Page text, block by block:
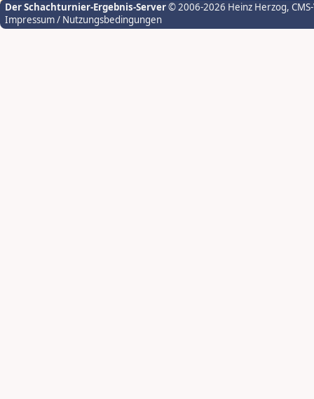
Der Schachturnier-Ergebnis-Server© 2006-2026 Heinz Herzog,
Impressum / Nutzungsbedingungen